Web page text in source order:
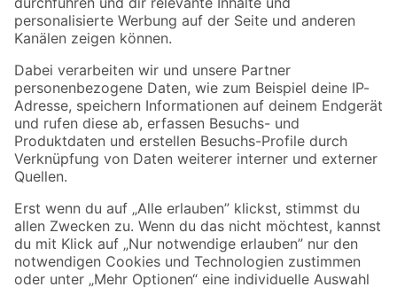
Folge uns
Zahlungsarten Versandarten
Sicher einkaufen
Jetzt die toom-App herunterladen